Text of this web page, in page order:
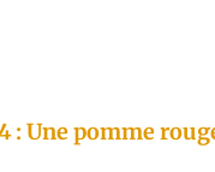
: Une pomme